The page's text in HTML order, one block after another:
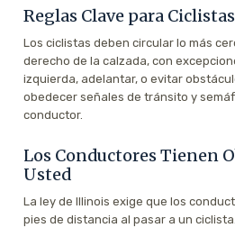
Reglas Clave para
Los ciclistas deben circular lo más
derecho de la calzada, con
izquierda, adelantar, o evitar
obedecer señales de tránsito y
conductor.
Los Conductores Tienen
Usted
La ley de Illinois exige que los
pies de distancia al pasar a un